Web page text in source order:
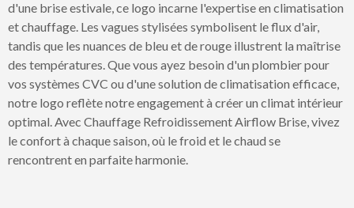
d'une brise estivale, ce logo incarne l'expertise en climatisation
et chauffage. Les vagues stylisées symbolisent le flux d'air,
tandis que les nuances de bleu et de rouge illustrent la maîtrise
des températures. Que vous ayez besoin d'un plombier pour
vos systèmes CVC ou d'une solution de climatisation efficace,
notre logo reflète notre engagement à créer un climat intérieur
optimal. Avec Chauffage Refroidissement Airflow Brise, vivez
le confort à chaque saison, où le froid et le chaud se
rencontrent en parfaite harmonie.